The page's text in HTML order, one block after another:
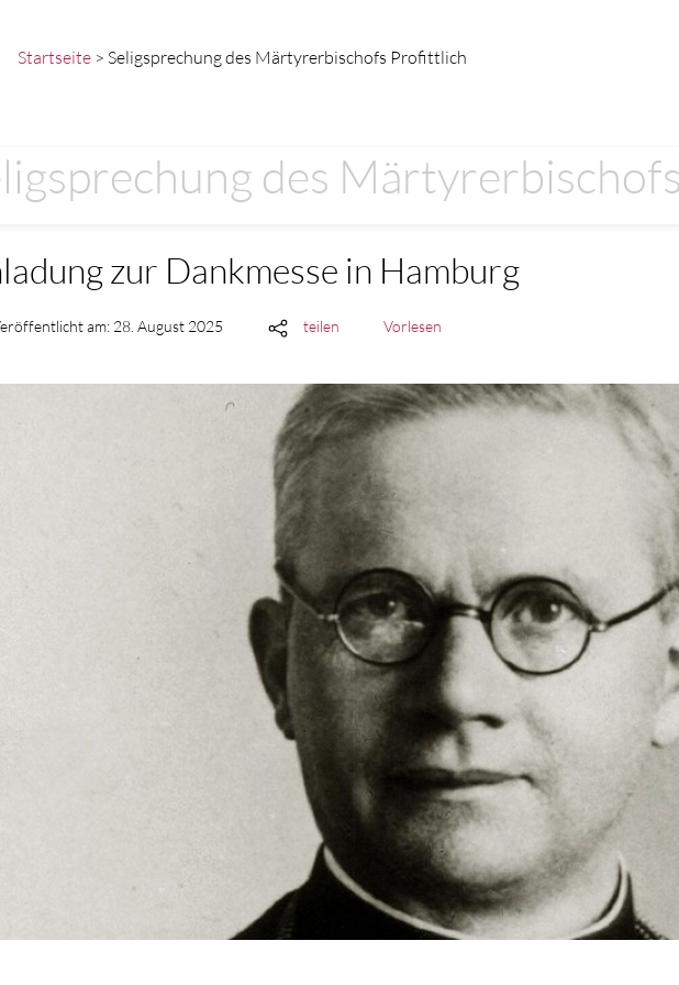
Startseite > Seligsprechung des Märtyrerbischofs Profittlich
des
zur Dankmesse in Hamburg
am: 28. August 2025 teilen Vorlesen